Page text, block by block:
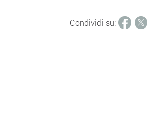
Condividi su: